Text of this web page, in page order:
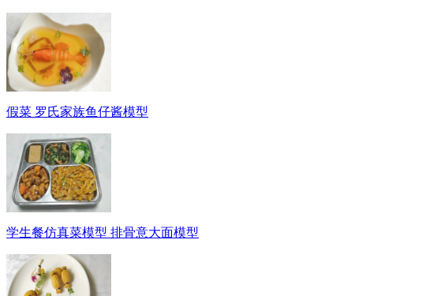
假菜 罗氏家族鱼仔酱模型
学生餐仿真菜模型 排骨意大面模型